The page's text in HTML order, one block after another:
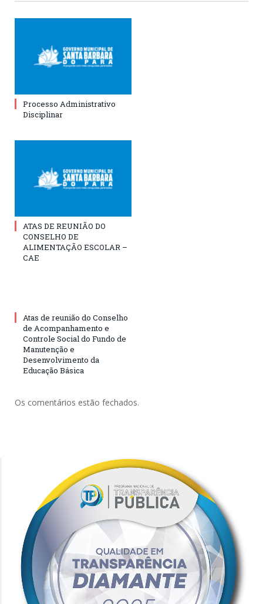
Processo Administrativo
Disciplinar
ATAS DE REUNIÃO DO
CONSELHO DE
ALIMENTAÇÃO ESCOLAR –
CAE
Atas de reunião do Conselho
de Acompanhamento e
Controle Social do Fundo de
Manutenção e
Desenvolvimento da
Educação Básica
Os comentários estão fechados.